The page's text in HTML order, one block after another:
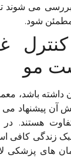
بررسی می شوند
شود.
مو
باشد،
آن پیشنهاد
هستند. در
زندگی کافی
درمان های